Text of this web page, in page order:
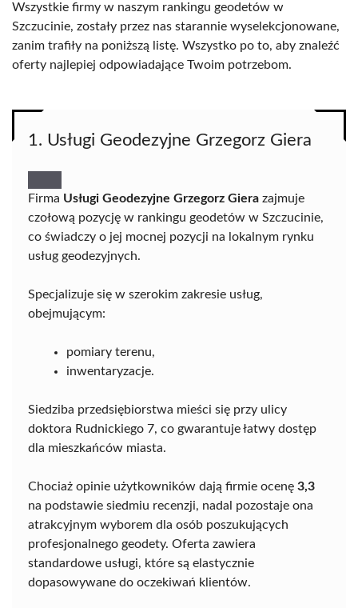
Wszystkie firmy w naszym rankingu geodetów w
Szczucinie, zostały przez nas starannie wyselekcjonowane,
zanim trafiły na poniższą listę. Wszystko po to, aby znaleźć
oferty najlepiej odpowiadające Twoim potrzebom.
1. Usługi Geodezyjne Grzegorz Giera
Firma Usługi Geodezyjne Grzegorz Giera zajmuje
czołową pozycję w rankingu geodetów w Szczucinie,
co świadczy o jej mocnej pozycji na lokalnym rynku
usług geodezyjnych.
Specjalizuje się w szerokim zakresie usług,
obejmującym:
pomiary terenu,
inwentaryzacje.
Siedziba przedsiębiorstwa mieści się przy ulicy
doktora Rudnickiego 7, co gwarantuje łatwy dostęp
dla mieszkańców miasta.
Chociaż opinie użytkowników dają firmie ocenę 3,3
na podstawie siedmiu recenzji, nadal pozostaje ona
atrakcyjnym wyborem dla osób poszukujących
profesjonalnego geodety. Oferta zawiera
standardowe usługi, które są elastycznie
dopasowywane do oczekiwań klientów.